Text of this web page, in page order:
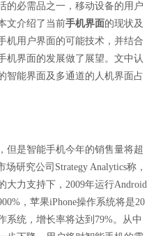
的必需品之一，移动设备的用户
文介绍了当前手机界面的现状及
机用户界面的可能技术，并结合
机界面的发展做了展望。文中认
智能界面及多通道的人机界面占
但是智能手机今年的销售量将超
研究公司Strategy Analytics称，
大力支持下，2009年运行Android
，苹果iPhone操作系统将是20
系统，增长率将达到79%。从中